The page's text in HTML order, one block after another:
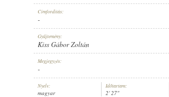
U-5530.
Címfordítás:
-
Gyűjtemény:
Kiss Gábor Zoltán
Megjegyzés:
-
Nyelv:
magyar
Időtartam:
2' 27"